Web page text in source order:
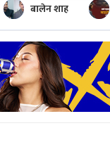
बालेन शाह